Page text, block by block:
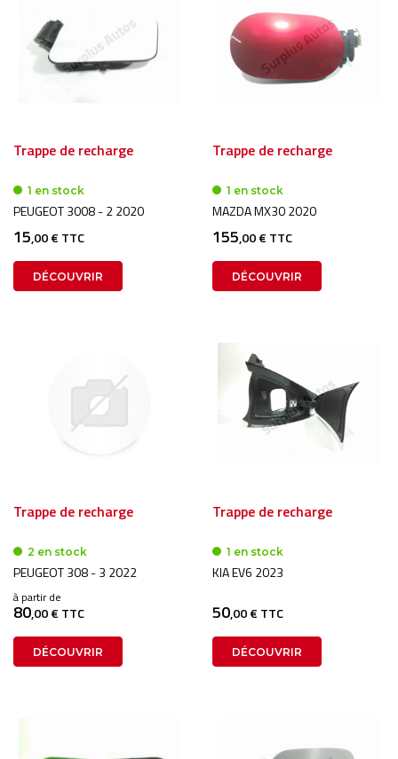
Trappe de recharge
1 en stock
PEUGEOT 3008 - 2 2020
15,00 € TTC
DÉCOUVRIR
Trappe de recharge
1 en stock
MAZDA MX30 2020
155,00 € TTC
DÉCOUVRIR
Trappe de recharge
2 en stock
PEUGEOT 308 - 3 2022
à partir de
80,00 € TTC
DÉCOUVRIR
Trappe de recharge
1 en stock
KIA EV6 2023
50,00 € TTC
DÉCOUVRIR